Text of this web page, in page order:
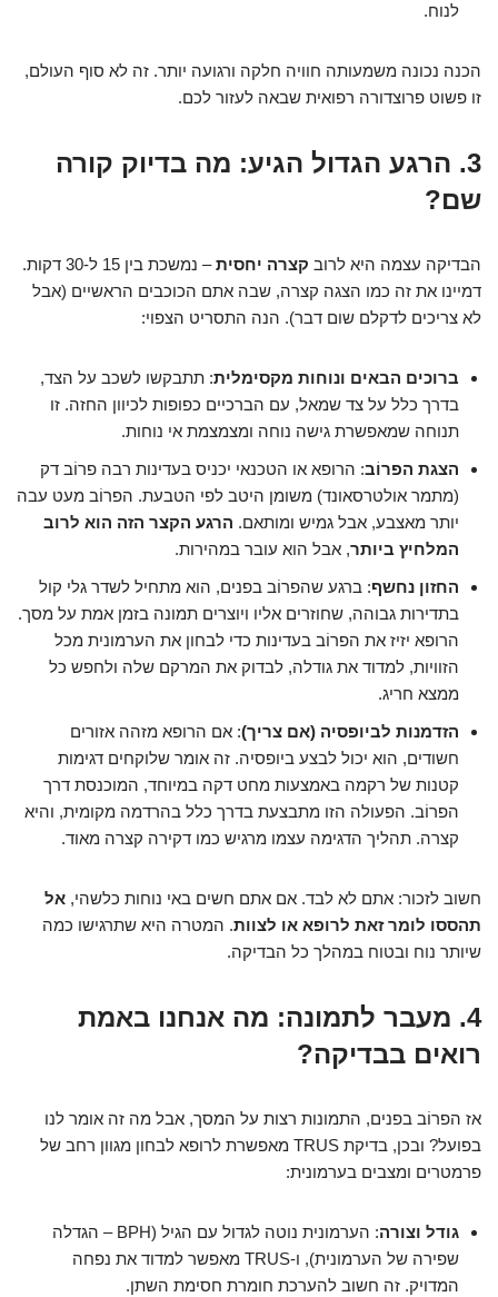
לנוח.
הכנה נכונה משמעותה חוויה חלקה ורגועה יותר. זה לא סוף העולם,
זו פשוט פרוצדורה רפואית שבאה לעזור לכם.
3. הרגע הגדול הגיע: מה בדיוק קורה
שם?
הבדיקה עצמה היא לרוב קצרה יחסית
– נמשכת בין 15 ל-30 דקות.
דמיינו את זה כמו הצגה קצרה, שבה אתם הכוכבים הראשיים (אבל
לא צריכים לדקלם שום דבר). הנה התסריט הצפוי:
ברוכים הבאים ונוחות מקסימלית: תתבקשו לשכב על הצד,
בדרך כלל על צד שמאל, עם הברכיים כפופות לכיוון החזה. זו
תנוחה שמאפשרת גישה נוחה ומצמצמת אי נוחות.
הצגת הפרוֹב: הרופא או הטכנאי יכניס בעדינות רבה פרוֹב דק
(מתמר אולטרסאונד) משומן היטב לפי הטבעת. הפרוֹב מעט עבה
יותר מאצבע, אבל גמיש ומותאם. הרגע הקצר הזה הוא לרוב
המלחיץ ביותר, אבל הוא עובר במהירות.
החזון נחשף: ברגע שהפרוֹב בפנים, הוא מתחיל לשדר גלי קול
בתדירות גבוהה, שחוזרים אליו ויוצרים תמונה בזמן אמת על מסך.
הרופא יזיז את הפרוֹב בעדינות כדי לבחון את הערמונית מכל
הזוויות, למדוד את גודלה, לבדוק את המרקם שלה ולחפש כל
ממצא חריג.
הזדמנות לביופסיה (אם צריך): אם הרופא מזהה אזורים
חשודים, הוא יכול לבצע ביופסיה. זה אומר שלוקחים דגימות
קטנות של רקמה באמצעות מחט דקה במיוחד, המוכנסת דרך
הפרוֹב. הפעולה הזו מתבצעת בדרך כלל בהרדמה מקומית, והיא
קצרה. תהליך הדגימה עצמו מרגיש כמו דקירה קצרה מאוד.
חשוב לזכור: אתם לא לבד. אם אתם חשים באי נוחות כלשהי, אל
תהססו לומר זאת לרופא או לצוות. המטרה היא שתרגישו כמה
שיותר נוח ובטוח במהלך כל הבדיקה.
4. מעבר לתמונה: מה אנחנו באמת
רואים בבדיקה?
אז הפרוֹב בפנים, התמונות רצות על המסך, אבל מה זה אומר לנו
בפועל? ובכן, בדיקת TRUS מאפשרת לרופא לבחון מגוון רחב של
פרמטרים ומצבים בערמונית:
גודל וצורה
: הערמונית נוטה לגדול עם הגיל (BPH – הגדלה
שפירה של הערמונית), ו-TRUS מאפשר למדוד את נפחה
המדויק. זה חשוב להערכת חומרת חסימת השתן.